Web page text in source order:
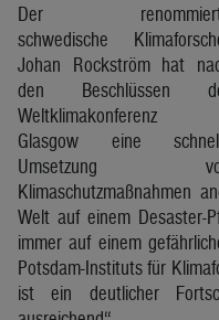
Der
schwedische
Johan Rockström hat
den Beschlüssen
Weltklimakonferenz
Glasgow eine
Umsetzung
Klimaschutzmaßnahmen
Welt auf einem Desaster-
immer auf einem
Potsdam-Instituts für
ist ein deutlicher